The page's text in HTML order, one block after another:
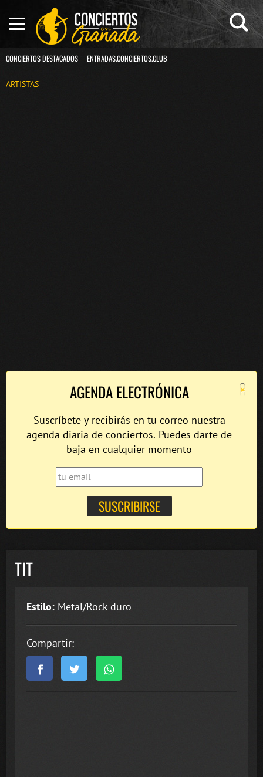
CONCIERTOS DESTACADOS ENTRADAS.CONCIERTOS.CLUB
ARTISTAS
×
AGENDA ELECTRÓNICA
Suscríbete y recibirás en tu correo nuestra
agenda diaria de conciertos. Puedes darte de
baja en cualquier momento
TIT
Estilo: Metal/Rock duro
Compartir: